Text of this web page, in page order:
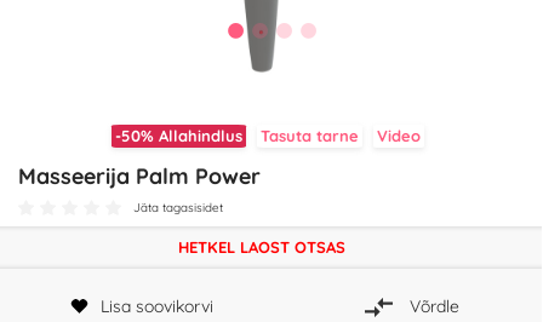
-50% Allahindlus Tasuta tarne Video
Masseerija Palm Power
Jäta tagasisidet
HETKEL LAOST OTSAS
Lisa soovikorvi Võrdle